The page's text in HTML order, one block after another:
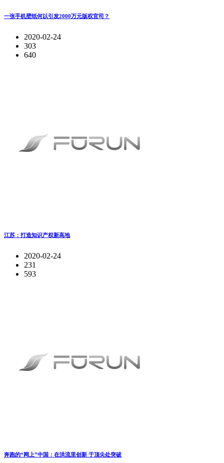
一张手机壁纸何以引发2000万元版权官司？
2020-02-24
303
640
江苏：打造知识产权新高地
2020-02-24
231
593
奔跑的“网上”中国：在洪流里创新 于顶尖处突破